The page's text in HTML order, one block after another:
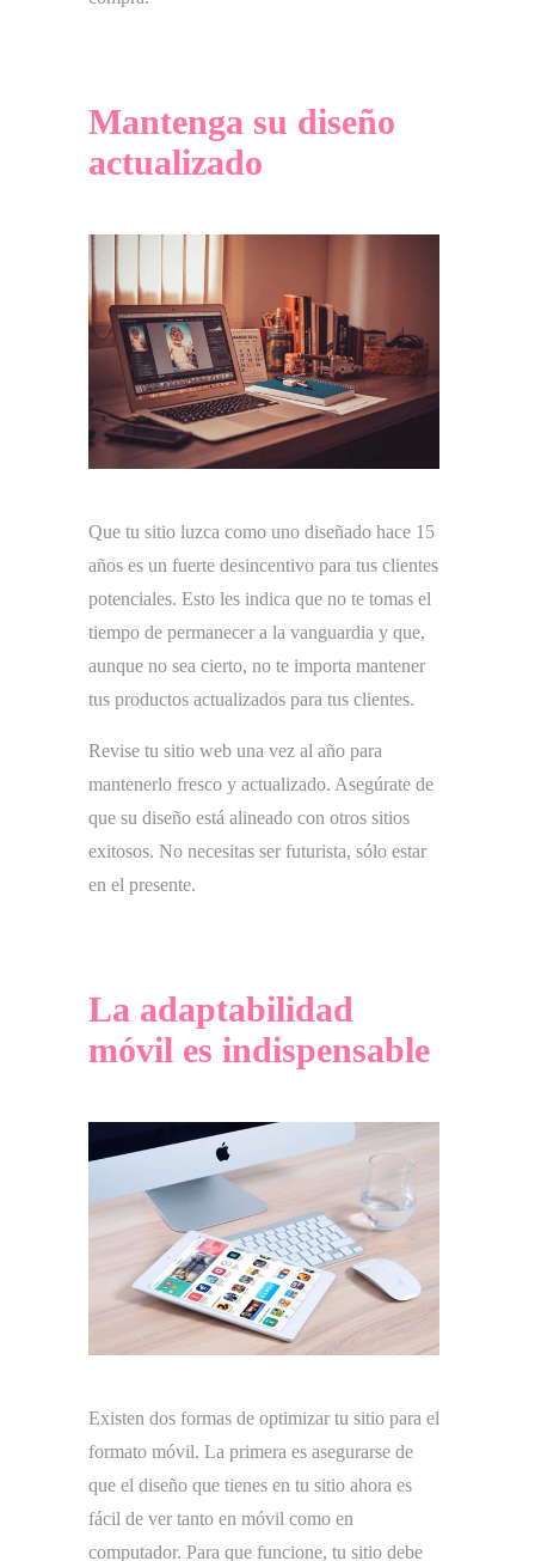
Mantenga su diseño
actualizado
Que tu sitio luzca como uno diseñado hace 15
años es un fuerte desincentivo para tus clientes
potenciales. Esto les indica que no te tomas el
tiempo de permanecer a la vanguardia y que,
aunque no sea cierto, no te importa mantener
tus productos actualizados para tus clientes.
Revise tu sitio web una vez al año para
mantenerlo fresco y actualizado. Asegúrate de
que su diseño está alineado con otros sitios
exitosos. No necesitas ser futurista, sólo estar
en el presente.
La adaptabilidad
móvil es indispensable
Existen dos formas de optimizar tu sitio para el
formato móvil. La primera es asegurarse de
que el diseño que tienes en tu sitio ahora es
fácil de ver tanto en móvil como en
computador. Para que funcione, tu sitio debe